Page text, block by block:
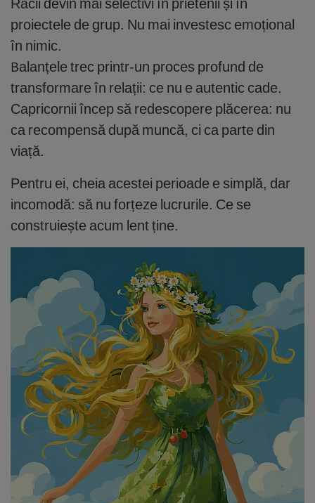
proiectele de grup. Nu mai investesc emoțional
în nimic.
Balanțele trec printr-un proces profund de
transformare în relații: ce nu e autentic cade.
Capricornii încep să redescopere plăcerea: nu
ca recompensă după muncă, ci ca parte din
viață.
Pentru ei, cheia acestei perioade e simplă, dar
incomodă: să nu forțeze lucrurile. Ce se
construiește acum lent ține.